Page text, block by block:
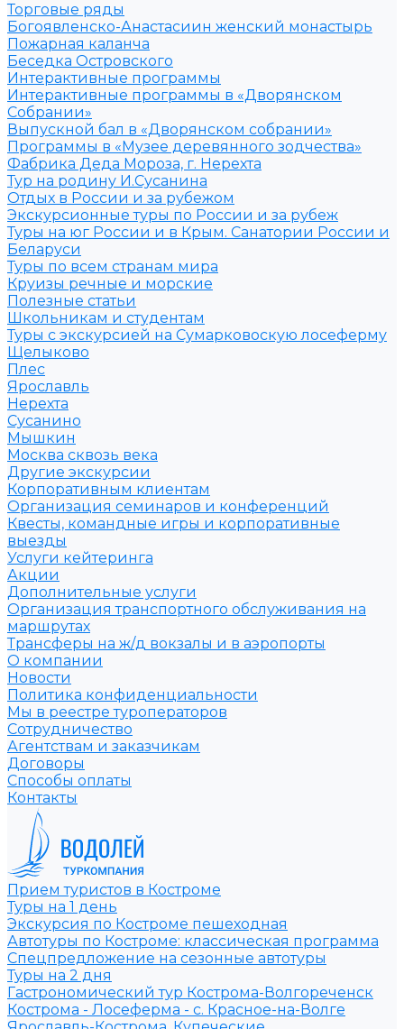
Торговые ряды
Богоявленско-Анастасиин женский монастырь
Пожарная каланча
Беседка Островского
Интерактивные программы
Интерактивные программы в «Дворянском
Собрании»
Выпускной бал в «Дворянском собрании»
Программы в «Музее деревянного зодчества»
Фабрика Деда Мороза, г. Нерехта
Тур на родину И.Сусанина
Отдых в России и за рубежом
Экскурсионные туры по России и за рубеж
Туры на юг России и в Крым. Санатории России и
Беларуси
Туры по всем странам мира
Круизы речные и морские
Полезные статьи
Школьникам и студентам
Туры с экскурсией на Сумарковоскую лосеферму
Щелыково
Плес
Ярославль
Нерехта
Сусанино
Мышкин
Москва сквозь века
Другие экскурсии
Корпоративным клиентам
Организация семинаров и конференций
Квесты, командные игры и корпоративные
выезды
Услуги кейтеринга
Акции
Дополнительные услуги
Организация транспортного обслуживания на
маршрутах
Трансферы на ж/д вокзалы и в аэропорты
О компании
Новости
Политика конфиденциальности
Мы в реестре туроператоров
Сотрудничество
Агентствам и заказчикам
Договоры
Способы оплаты
Контакты
Прием туристов в Костроме
Туры на 1 день
Экскурсия по Костроме пешеходная
Автотуры по Костроме: классическая программа
Спецпредложение на сезонные автотуры
Туры на 2 дня
Гастрономический тур Кострома-Волгореченск
Кострома - Лосеферма - с. Красное-на-Волге